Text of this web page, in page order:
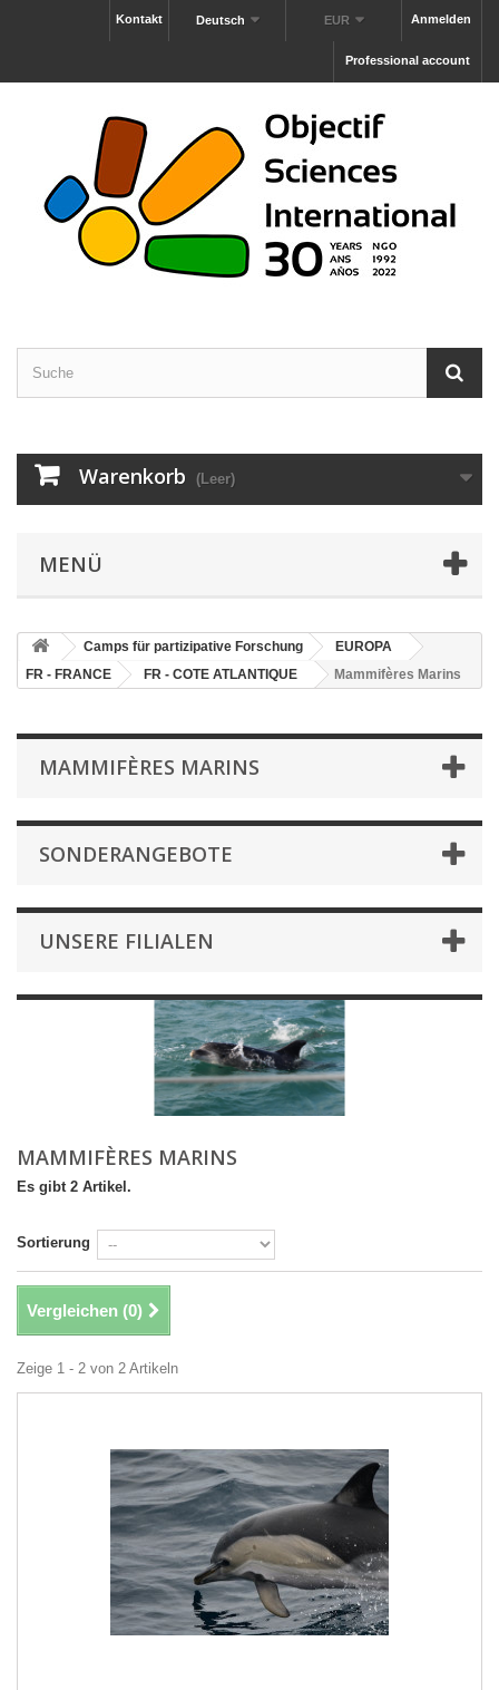
Anmelden
EUR
Deutsch
Kontakt
Professional account
Warenkorb (Leer)
MENÜ
Camps für partizipative Forschung
EUROPA
FR - FRANCE
FR - COTE ATLANTIQUE Mammifères Marins
MAMMIFÈRES MARINS
SONDERANGEBOTE
UNSERE FILIALEN
MAMMIFÈRES MARINS
Es gibt 2 Artikel.
Sortierung
Vergleichen (0)
Zeige 1 - 2 von 2 Artikeln